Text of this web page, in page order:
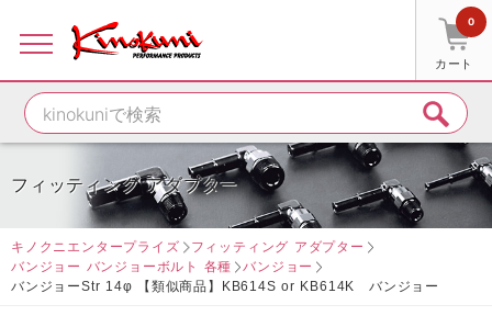
カート
0
フィッティング アダプター
キノクニエンタープライズ
フィッティング アダプター
バンジョー バンジョーボルト 各種
バンジョー
バンジョーStr 14φ 【類似商品】KB614S or KB614K バンジョー